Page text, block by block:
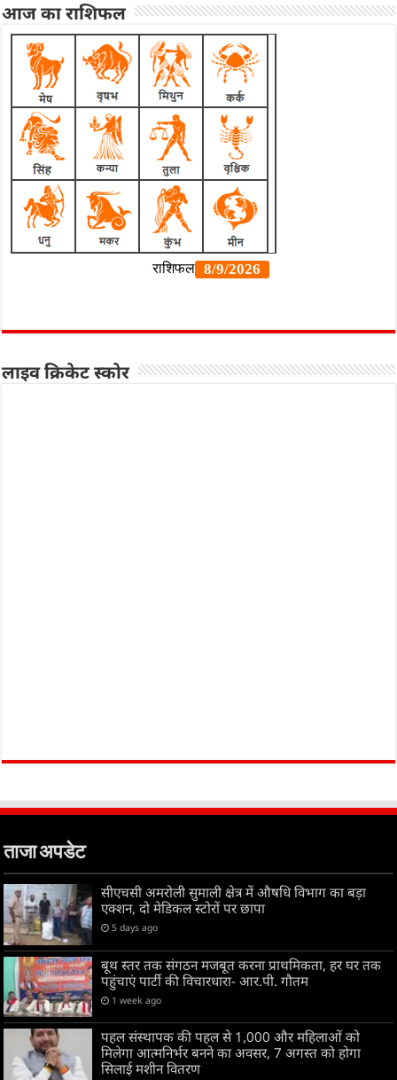
आज का राशिफल
लाइव क्रिकेट स्कोर
ताजा अपडेट
सीएचसी अमरोली सुमाली क्षेत्र में औषधि विभाग का बड़ा
एक्शन, दो मेडिकल स्टोरों पर छापा
5 days ago
बूथ स्तर तक संगठन मजबूत करना प्राथमिकता, हर घर तक
पहुंचाएं पार्टी की विचारधारा- आर.पी. गौतम
1 week ago
पहल संस्थापक की पहल से 1,000 और महिलाओं को
मिलेगा आत्मनिर्भर बनने का अवसर, 7 अगस्त को होगा
सिलाई मशीन वितरण